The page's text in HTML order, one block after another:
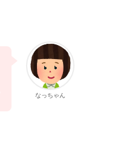
なっちゃん